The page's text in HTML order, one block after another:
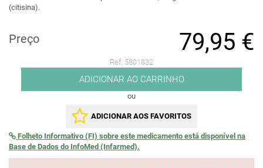
(citisina).
Preço 79,95 €
Ref. 5801832
ADICIONAR AO CARRINHO
ou
ADICIONAR AOS FAVORITOS
Folheto Informativo (FI) sobre este medicamento está disponível na
Base de Dados do InfoMed (Infarmed).